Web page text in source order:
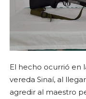
El hecho ocurrió en
vereda Sinaí, al
agredir al maestro